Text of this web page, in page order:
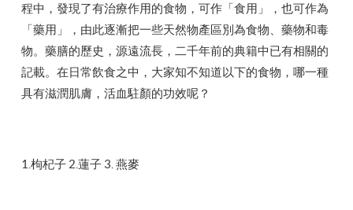
程中，發現了有治療作用的食物，可作「食用」，也可作為
「藥用」，由此逐漸把一些天然物產區別為食物、藥物和毒
物。藥膳的歷史，源遠流長，二千年前的典籍中已有相關的
記載。在日常飲食之中，大家知不知道以下的食物，哪一種
具有滋潤肌膚，活血駐顏的功效呢？
1.枸杞子 2.蓮子 3. 燕麥